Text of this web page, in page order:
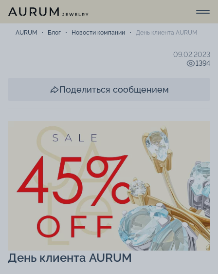
AURUM Блог Новости компании День клиента AURUM
День клиента AURUM
09.02.2023
1394
Поделиться сообщением